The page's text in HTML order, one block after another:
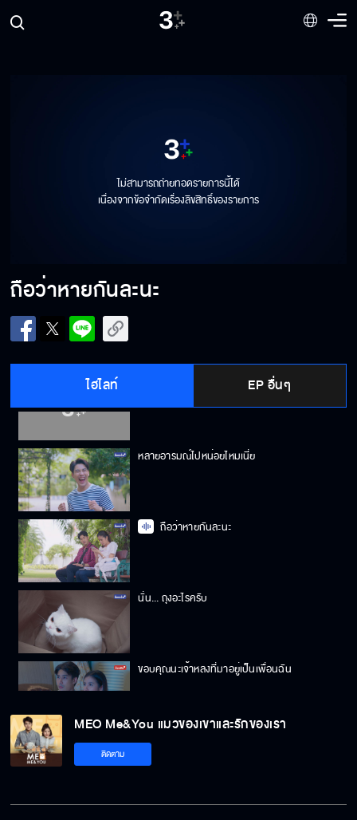
ไม่สามารถถ่ายทอดรายการนี้ได้
เนื่องจากข้อจำกัดเรื่องลิขสิทธิ์ของรายการ
ถือว่าหายกันละนะ
ไฮไลท์ EP อื่นๆ
เราก็ต้องลองเดินดูไปด้วยกัน
จะให้ฉันกอดอยู่ฝ่ายเดียวรึไง
หลายอารมณ์ไปหน่อยไหมเนี่ย
ถือว่าหายกันละนะ
นั่น... ถุงอะไรครับ
ขอบคุณนะเจ้าหลงที่มาอยู่เป็นเพื่อนฉัน
รอเพื่อนรักคนนี้ก่อนนะ
MEO Me&You แมวของเขาและรักของเรา
ติดตาม